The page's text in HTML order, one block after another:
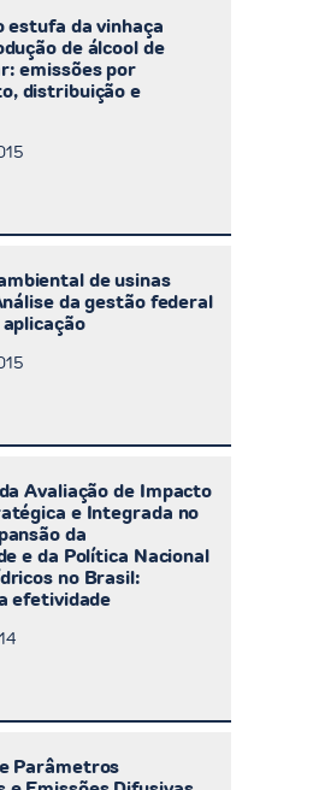
estufa da vinhaça
de álcool de
emissões por
distribuição e
de usinas
da gestão federal
Avaliação de Impacto
e Integrada no
da
e da Política Nacional
no Brasil:
efetividade
Parâmetros